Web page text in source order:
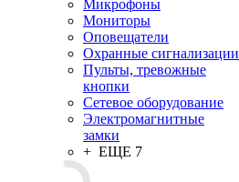
Микрофоны
Мониторы
Оповещатели
Охранные сигнализации
Пульты, тревожные
кнопки
Сетевое оборудование
Электромагнитные
замки
+ ЕЩЕ 7